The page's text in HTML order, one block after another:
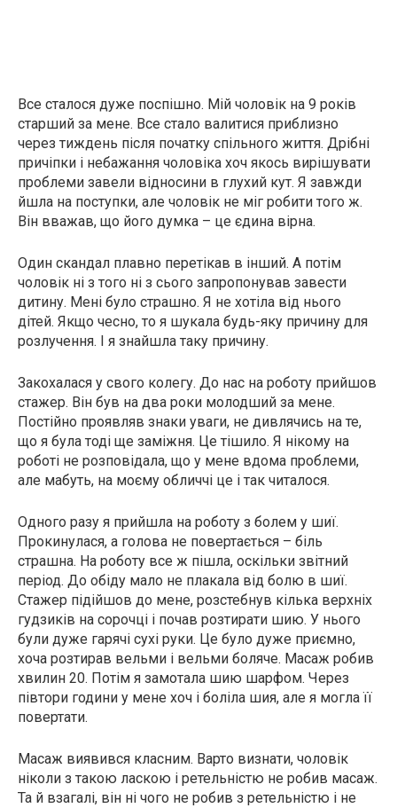
Все сталося дуже поспішно. Мій чоловік на 9 років
старший за мене. Все стало валитися приблизно
через тиждень після початку спільного життя. Дрібні
причіпки і небажання чоловіка хоч якось вирішувати
проблеми завели відносини в глухий кут. Я завжди
йшла на поступки, але чоловік не міг робити того ж.
Він вважав, що його думка – це єдина вірна.
Один скандал плавно перетікав в інший. А потім
чоловік ні з того ні з сього запропонував завести
дитину. Мені було страшно. Я не хотіла від нього
дітей. Якщо чесно, то я шукала будь-яку причину для
розлучення. І я знайшла таку причину.
Закохалася у свого колегу. До нас на роботу прийшов
стажер. Він був на два роки молодший за мене.
Постійно проявляв знаки уваги, не дивлячись на те,
що я була тоді ще заміжня. Це тішило. Я нікому на
роботі не розповідала, що у мене вдома проблеми,
але мабуть, на моєму обличчі це і так читалося.
Одного разу я прийшла на роботу з болем у шиї.
Прокинулася, а голова не повертається – біль
страшна. На роботу все ж пішла, оскільки звітний
період. До обіду мало не плакала від болю в шиї.
Стажер підійшов до мене, розстебнув кілька верхніх
гудзиків на сорочці і почав розтирати шию. У нього
були дуже гарячі сухі руки. Це було дуже приємно,
хоча розтирав вельми і вельми боляче. Масаж робив
хвилин 20. Потім я замотала шию шарфом. Через
півтори години у мене хоч і боліла шия, але я могла її
повертати.
Масаж виявився класним. Варто визнати, чоловік
ніколи з такою ласкою і ретельністю не робив масаж.
Та й взагалі, він ні чого не робив з ретельністю і не